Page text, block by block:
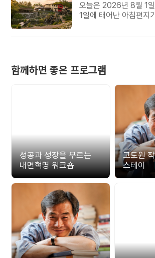
오늘은 2026년 8월 1
1일에 태어난 아침편지
함께하면 좋은 프로그램
성공과 성장을 부르는
내면혁명 워크숍
고도원
스테이